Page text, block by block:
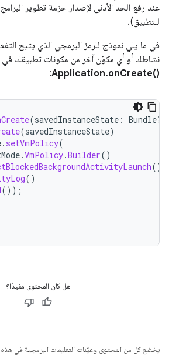
للتطبيق).
في ما يلي نموذج للرمز البرمجي الذي يتيح
نشاطك أو أي مكوّن آخر من مكونات تطبيقك
Application.onCreate()‎
:
(savedInstanceState : Bundle?)
(savedInstanceState)
. setVmPolicy(
.VmPolicy.Builder()
()
()
());
هل كان المحتوى مفيدًا؟
يخضع كل من المحتوى وعيّنات التعليمات البرمجية في